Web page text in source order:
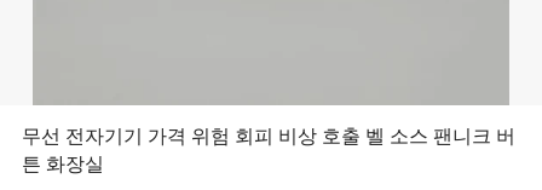
무선 전자기기 가격 위험 회피 비상 호출 벨 소스 팬니크 버
튼 화장실